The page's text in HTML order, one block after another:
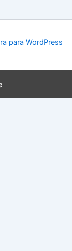
para WordPress